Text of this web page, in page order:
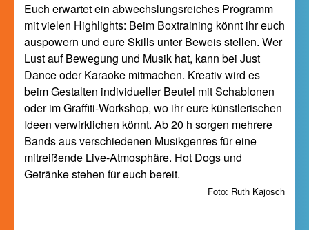
Euch erwartet ein abwechslungsreiches Programm
mit vielen Highlights: Beim Boxtraining könnt ihr euch
auspowern und eure Skills unter Beweis stellen. Wer
Lust auf Bewegung und Musik hat, kann bei Just
Dance oder Karaoke mitmachen. Kreativ wird es
beim Gestalten individueller Beutel mit Schablonen
oder im Graffiti-Workshop, wo ihr eure künstlerischen
Ideen verwirklichen könnt. Ab 20 h sorgen mehrere
Bands aus verschiedenen Musikgenres für eine
mitreißende Live-Atmosphäre. Hot Dogs und
Getränke stehen für euch bereit.
Foto: Ruth Kajosch